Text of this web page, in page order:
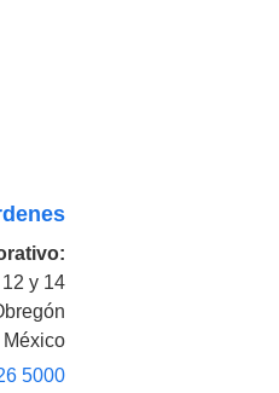
y 14
5000